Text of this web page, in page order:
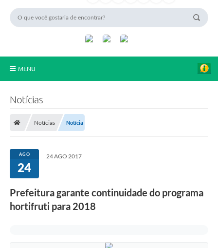
MENU
Transparência
Câmara Municipal
e-SIC
Notícias
Notícias Notícia
AGO
24
24 AGO 2017
Prefeitura garante continuidade do programa
hortifruti para 2018